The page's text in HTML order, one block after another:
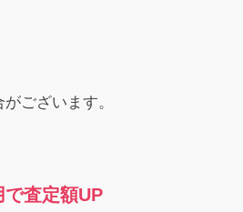
ございます。
査定額UP